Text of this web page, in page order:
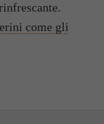
come gli